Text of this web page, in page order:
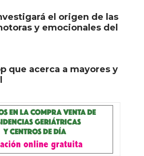
el origen de las
y emocionales del
que acerca a mayores y